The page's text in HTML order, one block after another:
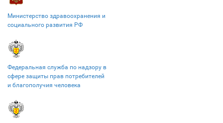
Министерство здравоохранения и
социального развития РФ
Федеральная служба по надзору в
сфере защиты прав потребителей
и благополучия человека